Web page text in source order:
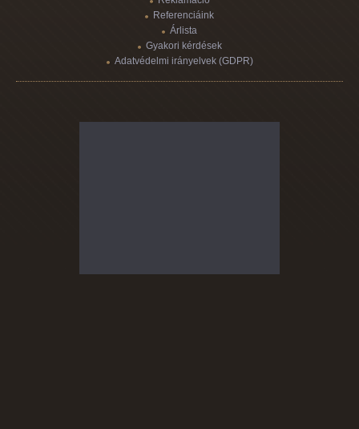
Referenciáink
Árlista
Gyakori kérdések
Adatvédelmi irányelvek (GDPR)